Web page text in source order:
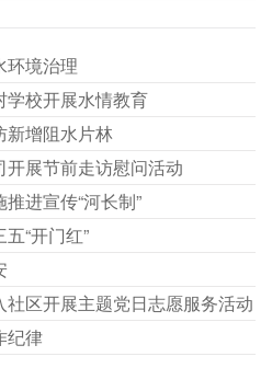
环境治理
学校开展水情教育
新增阻水片林
展节前走访慰问活动
进宣传“河长制”
“开门红”
区开展主题党日志愿服务活动
纪律